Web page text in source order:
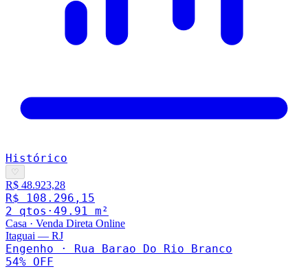
Histórico
♡
R$ 48.923,28
R$ 108.296,15
2 qtos · 49.91 m²
Casa · Venda Direta Online
Itaguai — RJ
Engenho · Rua Barao Do Rio Branco
54% OFF